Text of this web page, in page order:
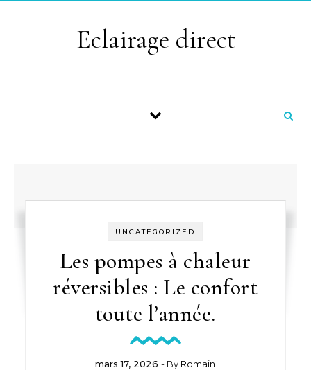
Eclairage direct
UNCATEGORIZED
Les pompes à chaleur
réversibles : Le confort
toute l’année.
mars 17, 2026 - By Romain